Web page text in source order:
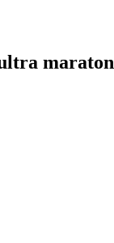
maraton